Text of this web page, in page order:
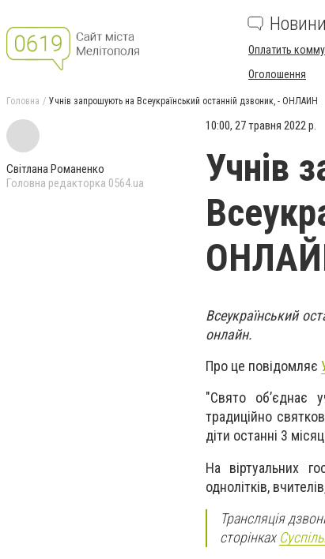
Новини
Оплатить
Оголошення
Головна Учнів запрошують на Всеукраїнський останній дзвоник, - ОНЛАЙН
Світлана Романенко
Головна редакторка 0564.ua
10:00, 27 травня 2022 р.
Учнів
Всеукраїнський
онлайн.
Про це повідомляє
"Свято об’єднає
традиційно
діти останні 3
На віртуальних
однолітків,
Трансляція
сторінках